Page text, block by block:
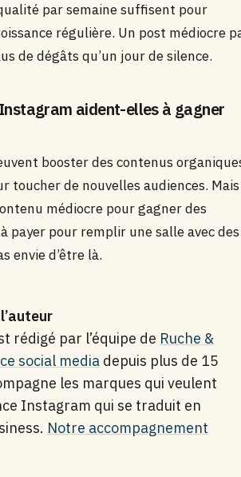
par semaine suffisent pour
régulière. Un post médiocre
de dégâts qu’un jour de silence.
aident-elles à gagner
booster des contenus
toucher de nouvelles audiences. Mais
médiocre pour gagner des
payer pour remplir une salle avec des
envie d’être là.
rédigé par l’équipe de Ruche &
social media depuis plus de 15
les marques qui veulent
Instagram qui se traduit en
Notre accompagnement